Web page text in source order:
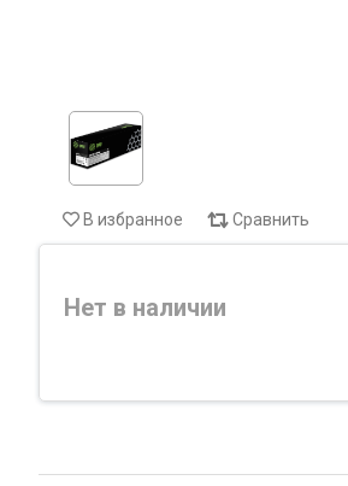
В избранное Сравнить
Нет в наличии